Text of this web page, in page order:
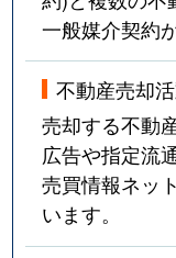
一般媒介契約
不動産売却
売却する不動
広告や指定流
売買情報ネッ
います。